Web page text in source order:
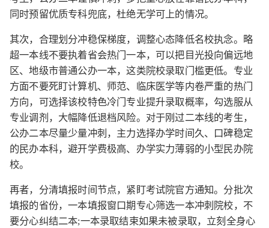
同时预留优质专科兜底，杜绝无学可上的情况。
其次，合理划分冲稳保梯度，调整心态降低名校执念。略
超一本线不要执着省会热门一本，可以把目光投向偏远地
区、地级市普通公办一本，这类院校录取门槛更低。专业
方面不要死盯计算机、师范、临床医学等内卷严重的热门
方向，可选择该校特色冷门专业提升录取概率，勾选服从
专业调剂，大幅降低退档风险。对于刚过二本线的考生，
公办二本尽量少量冲刺，主力选择办学时间久、口碑稳定
的民办本科，避开学费极高、办学实力薄弱的小型民办院
校。
再者，分清填报时间节点，紧盯考试院官方通知。分批次
填报的省份，一本填报窗口期专心筛选一本冲刺院校，不
要分心纠结二本;一本录取结束如果未被录取，立刻全身心